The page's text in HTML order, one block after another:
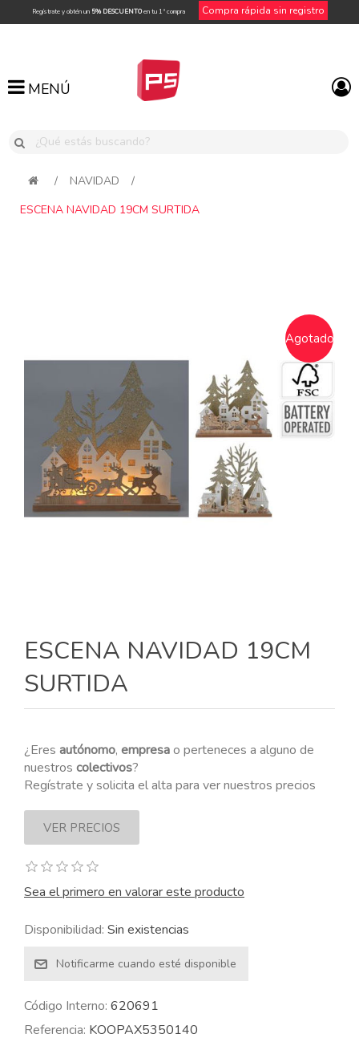
Regístrate y obtén un 5% DESCUENTOen tu 1ª compra Compra rápida sin registro
MENÚ
MENÚ
/ NAVIDAD
/
ESCENA NAVIDAD 19CM SURTIDA
Agotado
ESCENA NAVIDAD 19CM
SURTIDA
¿Eres autónomo, empresao perteneces a alguno de
nuestros colectivos?
Regístrate y solicita el alta para ver nuestros precios
Sea el primero en valorar este producto
Disponibilidad: Sin existencias
Código Interno: 620691
Referencia: KOOPAX5350140